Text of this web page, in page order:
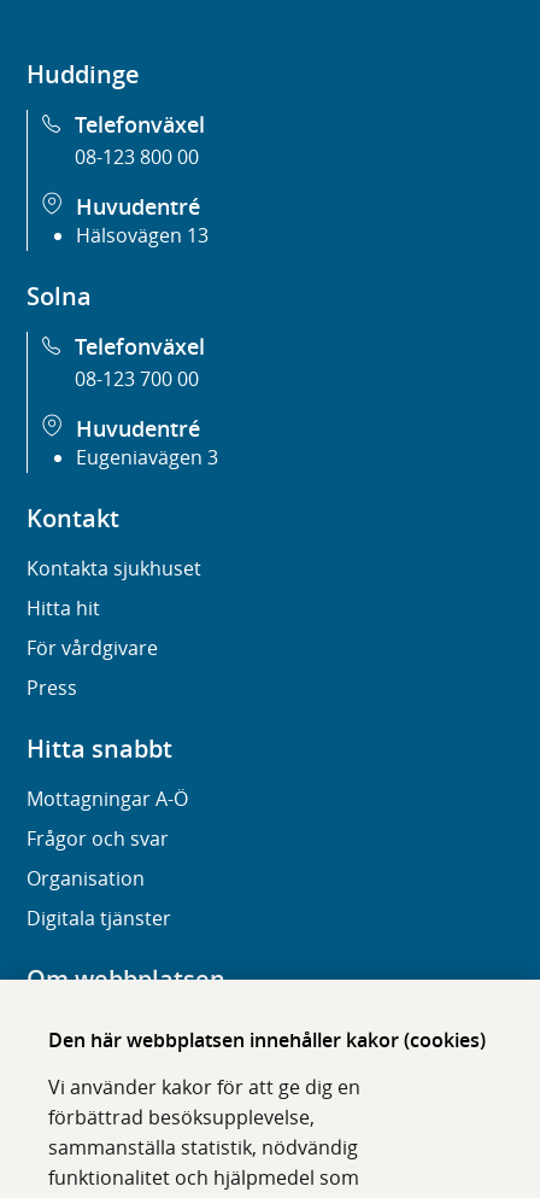
Den här webbplatsen innehåller kakor (cookies)
Vi använder kakor för att ge dig en
förbättrad besöksupplevelse,
sammanställa statistik, nödvändig
funktionalitet och hjälpmedel som
Huddinge
Telefonväxel
08-123 800 00
Huvudentré
Hälsovägen 13
Solna
Telefonväxel
08-123 700 00
Huvudentré
Eugeniavägen 3
Kontakt
Kontakta sjukhuset
Hitta hit
För vårdgivare
Press
Hitta snabbt
Mottagningar A-Ö
Frågor och svar
Organisation
Digitala tjänster
Om webbplatsen
Om karolinska.se
Tillgänglighet
Om cookies